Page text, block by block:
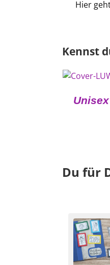
Hier
Kennst
Du für